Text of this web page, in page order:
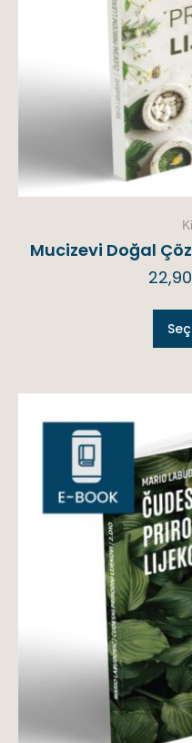
Mucizevi Doğal
22,90